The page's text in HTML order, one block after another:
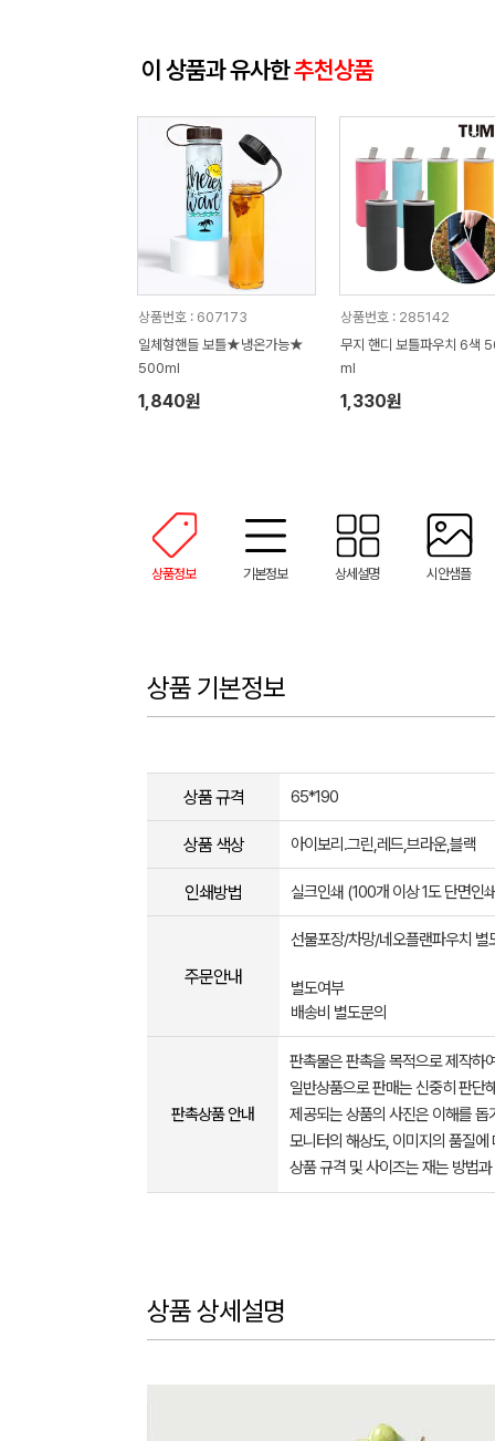
이 상품과 유사한추천상품
상품번호 : 607173
일체형핸들 보틀★냉온가능★
500ml
1,840원
상품번호 : 285142
무지 핸디 보틀파우치 6색
ml
1,330원
상품정보 기본정보 상세설명 시안샘플
상품 기본정보
상품 규격 65*190
상품 색상 아이보리.그린,레드,브라운,블랙
인쇄방법 실크인쇄 (100개 이상 1도 단면인
주문안내
선물포장/차망/네오플랜파우치 별
별도여부
배송비 별도문의
판촉상품 안내
판촉물은 판촉을 목적으로 제작하
일반상품으로 판매는 신중히 판단
제공되는 상품의 사진은 이해를
모니터의 해상도, 이미지의 품질
상품 규격 및 사이즈는 재는 방법
상품 상세설명